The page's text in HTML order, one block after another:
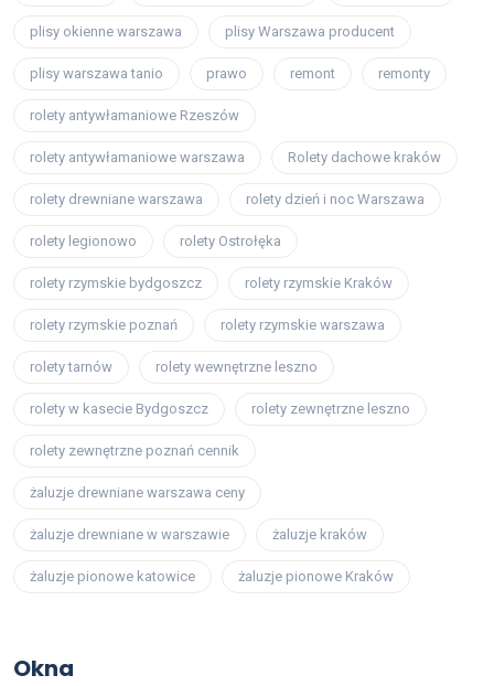
plisy okienne warszawa plisy Warszawa producent
plisy warszawa tanio prawo remont remonty
rolety antywłamaniowe Rzeszów
rolety antywłamaniowe warszawa Rolety dachowe kraków
rolety drewniane warszawa rolety dzień i noc Warszawa
rolety legionowo rolety Ostrołęka
rolety rzymskie bydgoszcz rolety rzymskie Kraków
rolety rzymskie poznań rolety rzymskie warszawa
rolety tarnów rolety wewnętrzne leszno
rolety w kasecie Bydgoszcz rolety zewnętrzne leszno
rolety zewnętrzne poznań cennik
żaluzje drewniane warszawa ceny
żaluzje drewniane w warszawie żaluzje kraków
żaluzje pionowe katowice żaluzje pionowe Kraków
Okna